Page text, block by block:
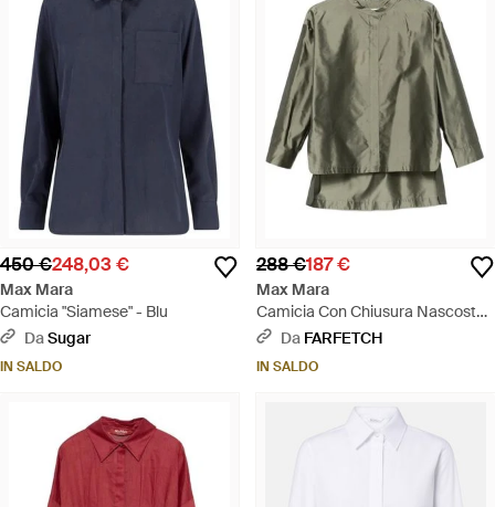
450 €248,03 €
Max Mara
Camicia "Siamese" - Blu
DaSugar
IN SALDO
288 €187 €
Max Mara
Camicia Con Chiusura Nascosta -
Verde
Da FARFETCH
IN SALDO